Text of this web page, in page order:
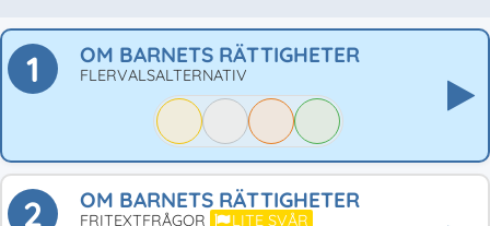
1 OM BARNETS RÄTTIGHETER
FLERVALSALTERNATIV
2 OM BARNETS RÄTTIGHETER
FRITEXTFRÅGOR LITE SVÅR